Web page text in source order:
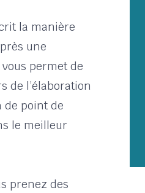
la manière
une
permet de
de l’élaboration
de point de
le meilleur
prenez des